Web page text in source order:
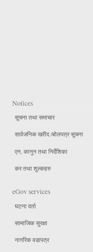
Notices
सूचना तथा समाचार
सार्वजनिक खरीद /बोलपत्र सूचना
एन, कानुन तथा निर्देशिका
कर तथा शुल्कहरु
eGov services
घटना दर्ता
सामाजिक सुरक्षा
नागरिक वडापत्र